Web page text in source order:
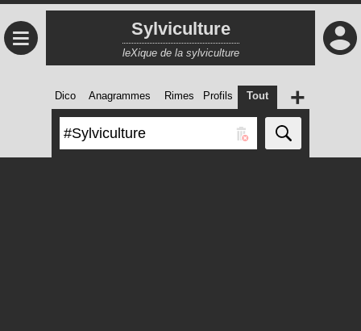
≡ Sylviculture
leXique de la sylviculture
Dico Anagrammes Rimes Profils Tout +